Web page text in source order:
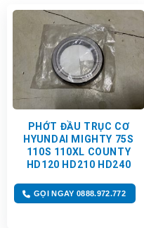
PHỚT ĐẦU TRỤC CƠ
HYUNDAI MIGHTY 75S
110S 110XL COUNTY
HD120 HD210 HD240
GỌI NGAY 0888.972.772